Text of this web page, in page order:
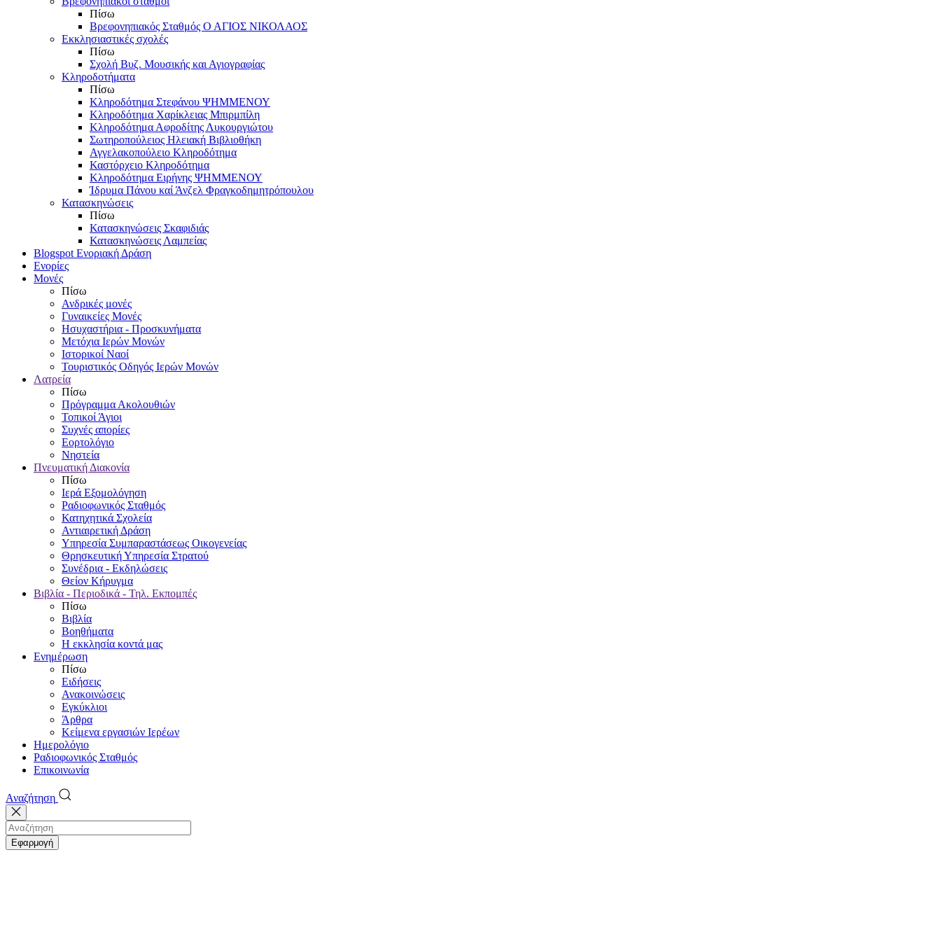
Πίσω
Βρεφονηπιακός Σταθμός Ο ΑΓΙΟΣ ΝΙΚΟΛΑΟΣ
Εκκλησιαστικές σχολές
Πίσω
Σχολή Βυζ. Μουσικής και Αγιογραφίας
Κληροδοτήματα
Πίσω
Κληροδότημα Στεφάνου ΨΗΜΜΕΝΟΥ
Κληροδότημα Χαρίκλειας Μπιρμπίλη
Κληροδότημα Αφροδίτης Λυκουργιώτου
Σωτηροπούλειος Ηλειακή Βιβλιοθήκη
Αγγελακοπούλειο Κληροδότημα
Καστόρχειο Κληροδότημα
Κληροδότημα Ειρήνης ΨΗΜΜΕΝΟΥ
Ίδρυμα Πάνου καί Άνζελ Φραγκοδημητρόπουλου
Κατασκηνώσεις
Πίσω
Κατασκηνώσεις Σκαφιδιάς
Κατασκηνώσεις Λαμπείας
Blogspot Ενοριακή Δράση
Ενορίες
Μονές
Πίσω
Ανδρικές μονές
Γυναικείες Μονές
Ησυχαστήρια - Προσκυνήματα
Μετόχια Ιερών Μονών
Ιστορικοί Ναοί
Τουριστικός Οδηγός Ιερών Μονών
Λατρεία
Πίσω
Πρόγραμμα Ακολουθιών
Τοπικοί Άγιοι
Συχνές απορίες
Εορτολόγιο
Νηστεία
Πνευματική Διακονία
Πίσω
Ιερά Εξομολόγηση
Ραδιοφωνικός Σταθμός
Κατηχητικά Σχολεία
Αντιαιρετική Δράση
Υπηρεσία Συμπαραστάσεως Οικογενείας
Θρησκευτική Υπηρεσία Στρατού
Συνέδρια - Εκδηλώσεις
Θείον Κήρυγμα
Βιβλία - Περιοδικά - Τηλ. Εκπομπές
Πίσω
Βιβλία
Βοηθήματα
Η εκκλησία κοντά μας
Ενημέρωση
Πίσω
Ειδήσεις
Ανακοινώσεις
Εγκύκλιοι
Άρθρα
Κείμενα εργασιών Ιερέων
Ημερολόγιο
Ραδιοφωνικός Σταθμός
Επικοινωνία
Αναζήτηση